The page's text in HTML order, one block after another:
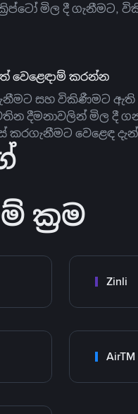
මිල දී ගැනීමට,
වෙළෙඳාම් කරන්න
සහ විකිණීමට ඇති
දීමනාවලින් මිල දී
වෙළෙඳ
ක්‍රම
Zinli
AirTM